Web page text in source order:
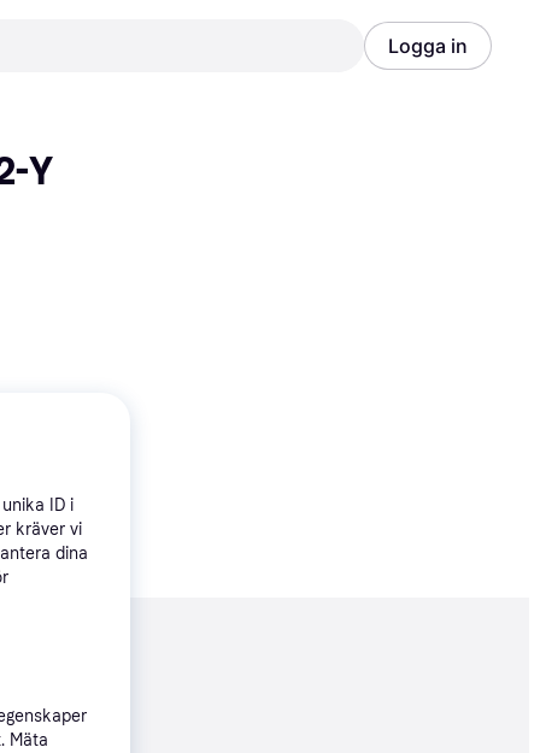
Logga in
Y
ID i
kräver vi
dina
Mäta